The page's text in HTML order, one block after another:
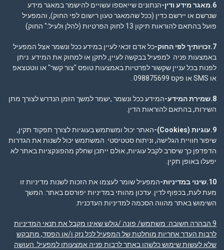
6.מאגר מידע ודין-
הנתונים שייאספו עשויים להישמר במאגר מידע
שנרשם או יירשם כדין (ככל שהמאגר טעון רישום לפי החוק), והמפעיל
פועל בהתאם להוראות תיקון 13 לחוק הפרטיות (להלן ולעיל:" החוק)
7.זכויותיך לפי החוק-
כל אדם זכאי לעיין במידע ככל ונשמר אצל המפעיל
באמצעות פניה למפעיל בבקשה לעיין, לתקן או למחוק את המידע. ניתן
לפנות בכל עניין שקשור לפרטיות באמצעות טופס "צור קשר" או ווטטצאפ
או SMS או פקס 098875699 .
8.שמירת המידע-
המידע ככל ונשמר ,ישמר למשך הזמן הנדרש לצורך מתן
השירות, בהתאם להוראות הדין.
9.עוגיות (Cookies)-
האתר יכול ומשתמש בעוגיות לצורך תפקוד תקין,
שיפור חוויית הגלישה, וניתוח סטטיסטי. המשתמש יכול לשנות את הגדרות
הדפדפן כך שיסרב לקבל עוגיות, אולם ייתכן שחלק מהפונקציות באתר לא
יפעלו באופן תקין.
10.שינוי במדיניות-
המפעיל שומר לעצמו את הזכות לשנות מדיניות זו
מעת לעת, בכפוף לדין. עדכון מהותי במדיניות יפורסם באתר. המשך
השימוש באתר מהווה הסכמה למדיניות העדכנית.
9.הבהרה חשובה
: משתמש/ פונה /גולש שאינו מקבל את תנאי המדיניות
לרבות העדר אחריות מוחלטת של המפעיל לכל נזק ו/או הפסד, מתבקש
שלא לעשות שימוש כלשהו באתר לרבות פניה אמצעותו למפעיל. העושה